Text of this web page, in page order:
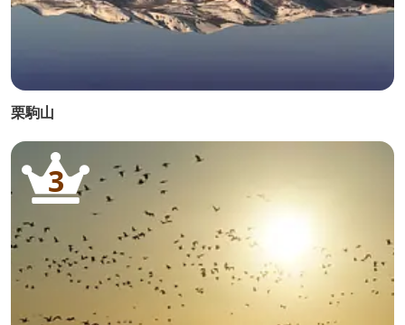
栗駒山
3